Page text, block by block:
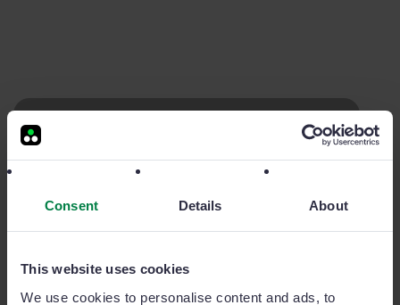
Consent Details About
This website uses cookies
We use cookies to personalise content and ads, to
clientes em 20% e reduzimos o nosso tempo
semana e por comercial"
Adolfo Masague